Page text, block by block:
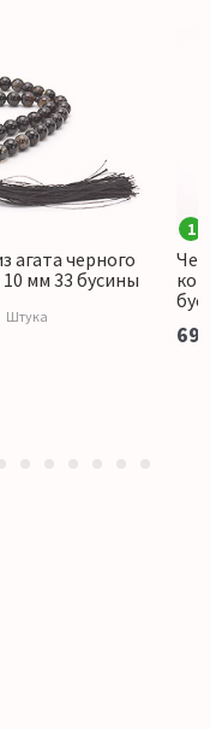
агата черного
мм 33 бусины
Штука
1